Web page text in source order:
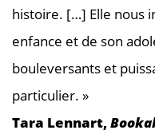
histoire. […] Elle nous
enfance et de son
bouleversants et
particulier. »
Tara Lennart,